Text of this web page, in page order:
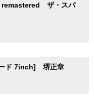
ザ・スパ
ド 7inch] 堺正章